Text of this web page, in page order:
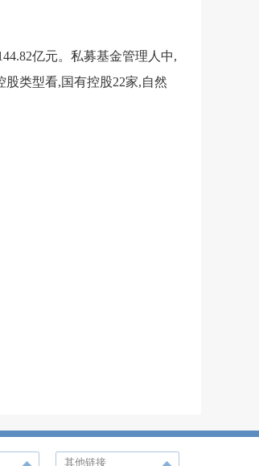
亿元。私募基金管理人中,
股类型看,国有控股22家,自然